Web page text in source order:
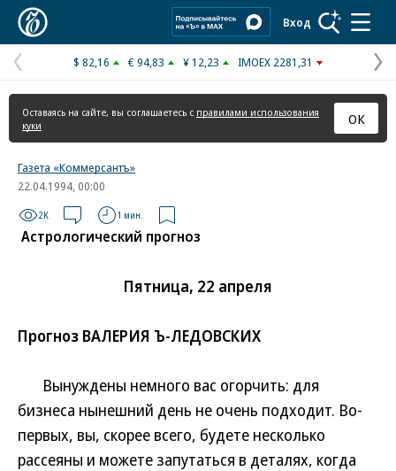
Вход
Предыдущая
страница
$ 82,16 € 94,83 ¥ 12,23 IMOEX 2281,31
Оставаясь на сайте, вы соглашаетесь с правилами использования
куки
ОК
Газета «Коммерсантъ»
22.04.1994, 00:00
2K 1 мин.
Астрологический прогноз
Пятница, 22 апреля
Прогноз ВАЛЕРИЯ Ъ-ЛЕДОВСКИХ
Вынуждены немного вас огорчить: для
бизнеса нынешний день не очень подходит. Во-
первых, вы, скорее всего, будете несколько
рассеяны и можете запутаться в деталях, когда